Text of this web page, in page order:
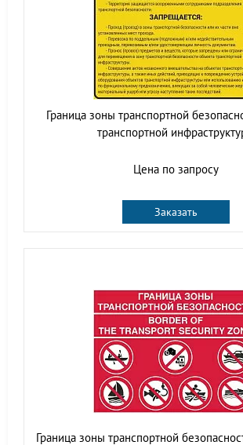
Граница зоны транспортной
транспортной
Цена по запросу
Заказать
Граница зоны транспортной